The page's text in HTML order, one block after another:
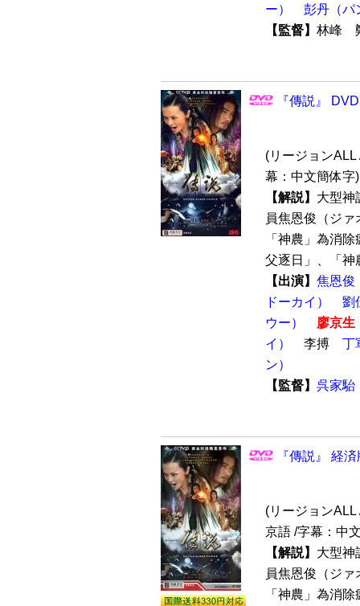
ー）
彭丹（パ
【監督】 林峰
『傳説』
(リージョン
幕：中文簡体字)
【解説】 大型神
員焦恩俊（ジ
「神農」為消
父逐日」、「神
【出演】 焦恩俊
ドーカイ）
劉
ウー）
廖京生
イ）
李搏 丁
ン）
【監督】 呉家駘
『傳説』 経
(リージョン
京語 /字幕：中
【解説】 大型神
員焦恩俊（ジ
「神農」為消